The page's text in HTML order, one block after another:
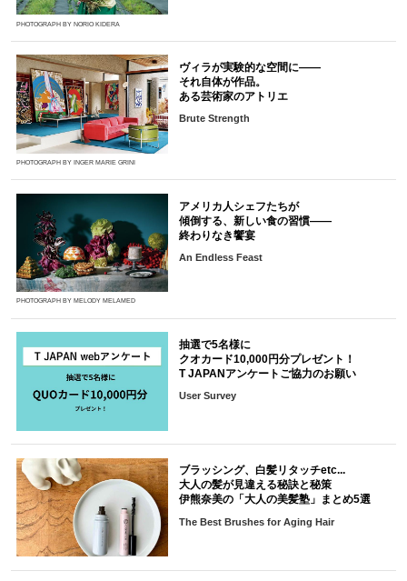
PHOTOGRAPH BY NORIO KIDERA
PHOTOGRAPH BY INGER MARIE GRINI
ヴィラが実験的な空間に――
それ自体が作品。
ある芸術家のアトリエ
Brute Strength
PHOTOGRAPH BY MELODY MELAMED
アメリカ人シェフたちが
傾倒する、新しい食の習慣――
終わりなき饗宴
An Endless Feast
抽選で5名様に
クオカード10,000円分プレゼント！
T JAPANアンケートご協力のお願い
User Survey
ブラッシング、白髪リタッチetc...
大人の髪が見違える秘訣と秘策
伊熊奈美の「大人の美髪塾」まとめ5選
The Best Brushes for Aging Hair